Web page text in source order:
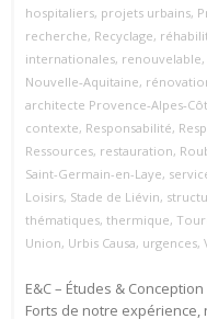
hospitaliers, projets urbains,
recherche, Recyclage,
internationales, renouvelable,
Nouvelle‑Aquitaine,
architecte
contexte, Responsabilité,
Ressources, restauration,
Saint-Germain-en-Laye,
Loisirs, Stade de Liévin,
thématiques, thermique,
Union, Urbis Causa, urgences,
E&C – Études &
Forts de notre